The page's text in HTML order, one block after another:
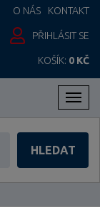
O NÁS KONTAKT
PŘIHLÁSIT SE
KOŠÍK: 0 KČ
HLEDAT